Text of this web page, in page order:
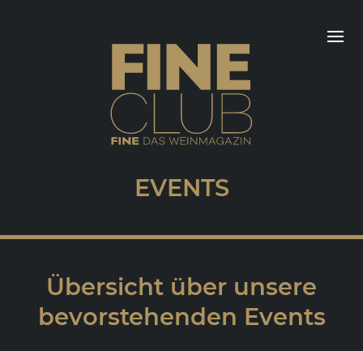
EVENTS
Übersicht über unsere
bevorstehenden Events